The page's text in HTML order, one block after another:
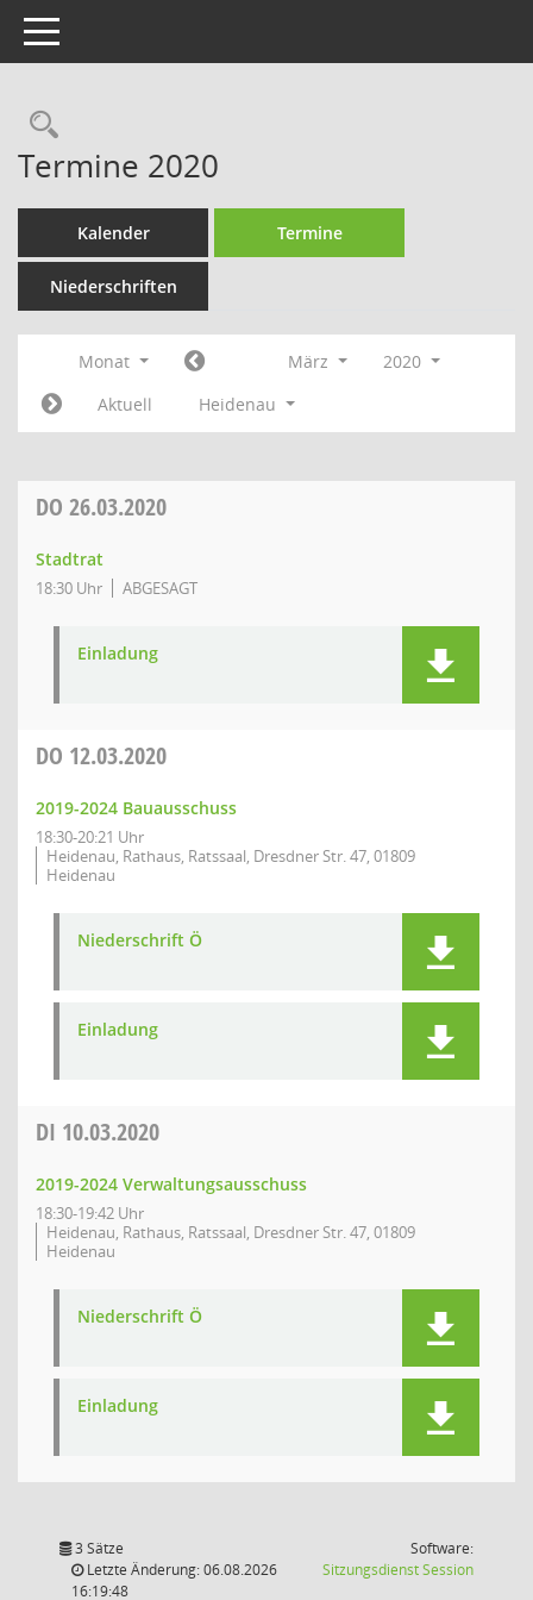
Toggle navigation
Rechercheauswahl
Termine 2020
Kalender Termine
Niederschriften
Monat März
2020
Aktuell
Heidenau
DO 26.03.2020
Stadtrat
18:30 Uhr ABGESAGT
Einladung
DO 12.03.2020
2019-2024 Bauausschuss
18:30-20:21 Uhr
Heidenau, Rathaus, Ratssaal, Dresdner Str. 47, 01809
Heidenau
Niederschrift Ö
Einladung
DI 10.03.2020
2019-2024 Verwaltungsausschuss
18:30-19:42 Uhr
Heidenau, Rathaus, Ratssaal, Dresdner Str. 47, 01809
Heidenau
Niederschrift Ö
Einladung
3 Sätze
Letzte Änderung: 06.08.2026
16:19:48
Software:
SitzungsdienstSession(Wird in